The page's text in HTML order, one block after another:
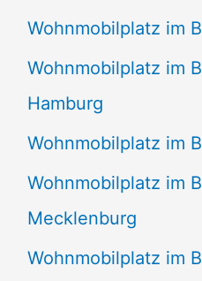
Wohnmobilplatz im
Wohnmobilplatz im
Hamburg
Wohnmobilplatz im
Wohnmobilplatz im
Mecklenburg
Wohnmobilplatz im